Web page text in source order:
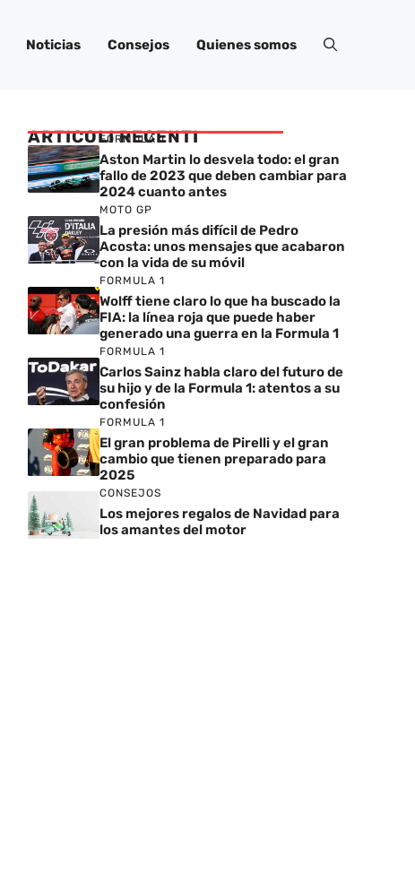
Noticias Consejos Quienes somos
ARTICOLI RECENTI
FORMULA 1
Aston Martin lo desvela todo: el gran
fallo de 2023 que deben cambiar para
2024 cuanto antes
MOTO GP
La presión más difícil de Pedro
Acosta: unos mensajes que acabaron
con la vida de su móvil
FORMULA 1
Wolff tiene claro lo que ha buscado la
FIA: la línea roja que puede haber
generado una guerra en la Formula 1
FORMULA 1
Carlos Sainz habla claro del futuro de
su hijo y de la Formula 1: atentos a su
confesión
FORMULA 1
El gran problema de Pirelli y el gran
cambio que tienen preparado para
2025
CONSEJOS
Los mejores regalos de Navidad para
los amantes del motor